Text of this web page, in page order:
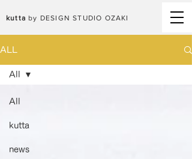
kutta by DESIGN STUDIO OZAKI
ALL
All
kutta
news
All